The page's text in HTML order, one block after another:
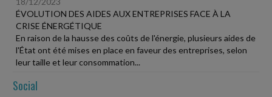
ÉVOLUTION DES AIDES AUX ENTREPRISES FACE À LA
CRISE ÉNERGÉTIQUE
En raison de la hausse des coûts de l'énergie, plusieurs aides de
l'État ont été mises en place en faveur des entreprises, selon
leur taille et leur consommation...
Social